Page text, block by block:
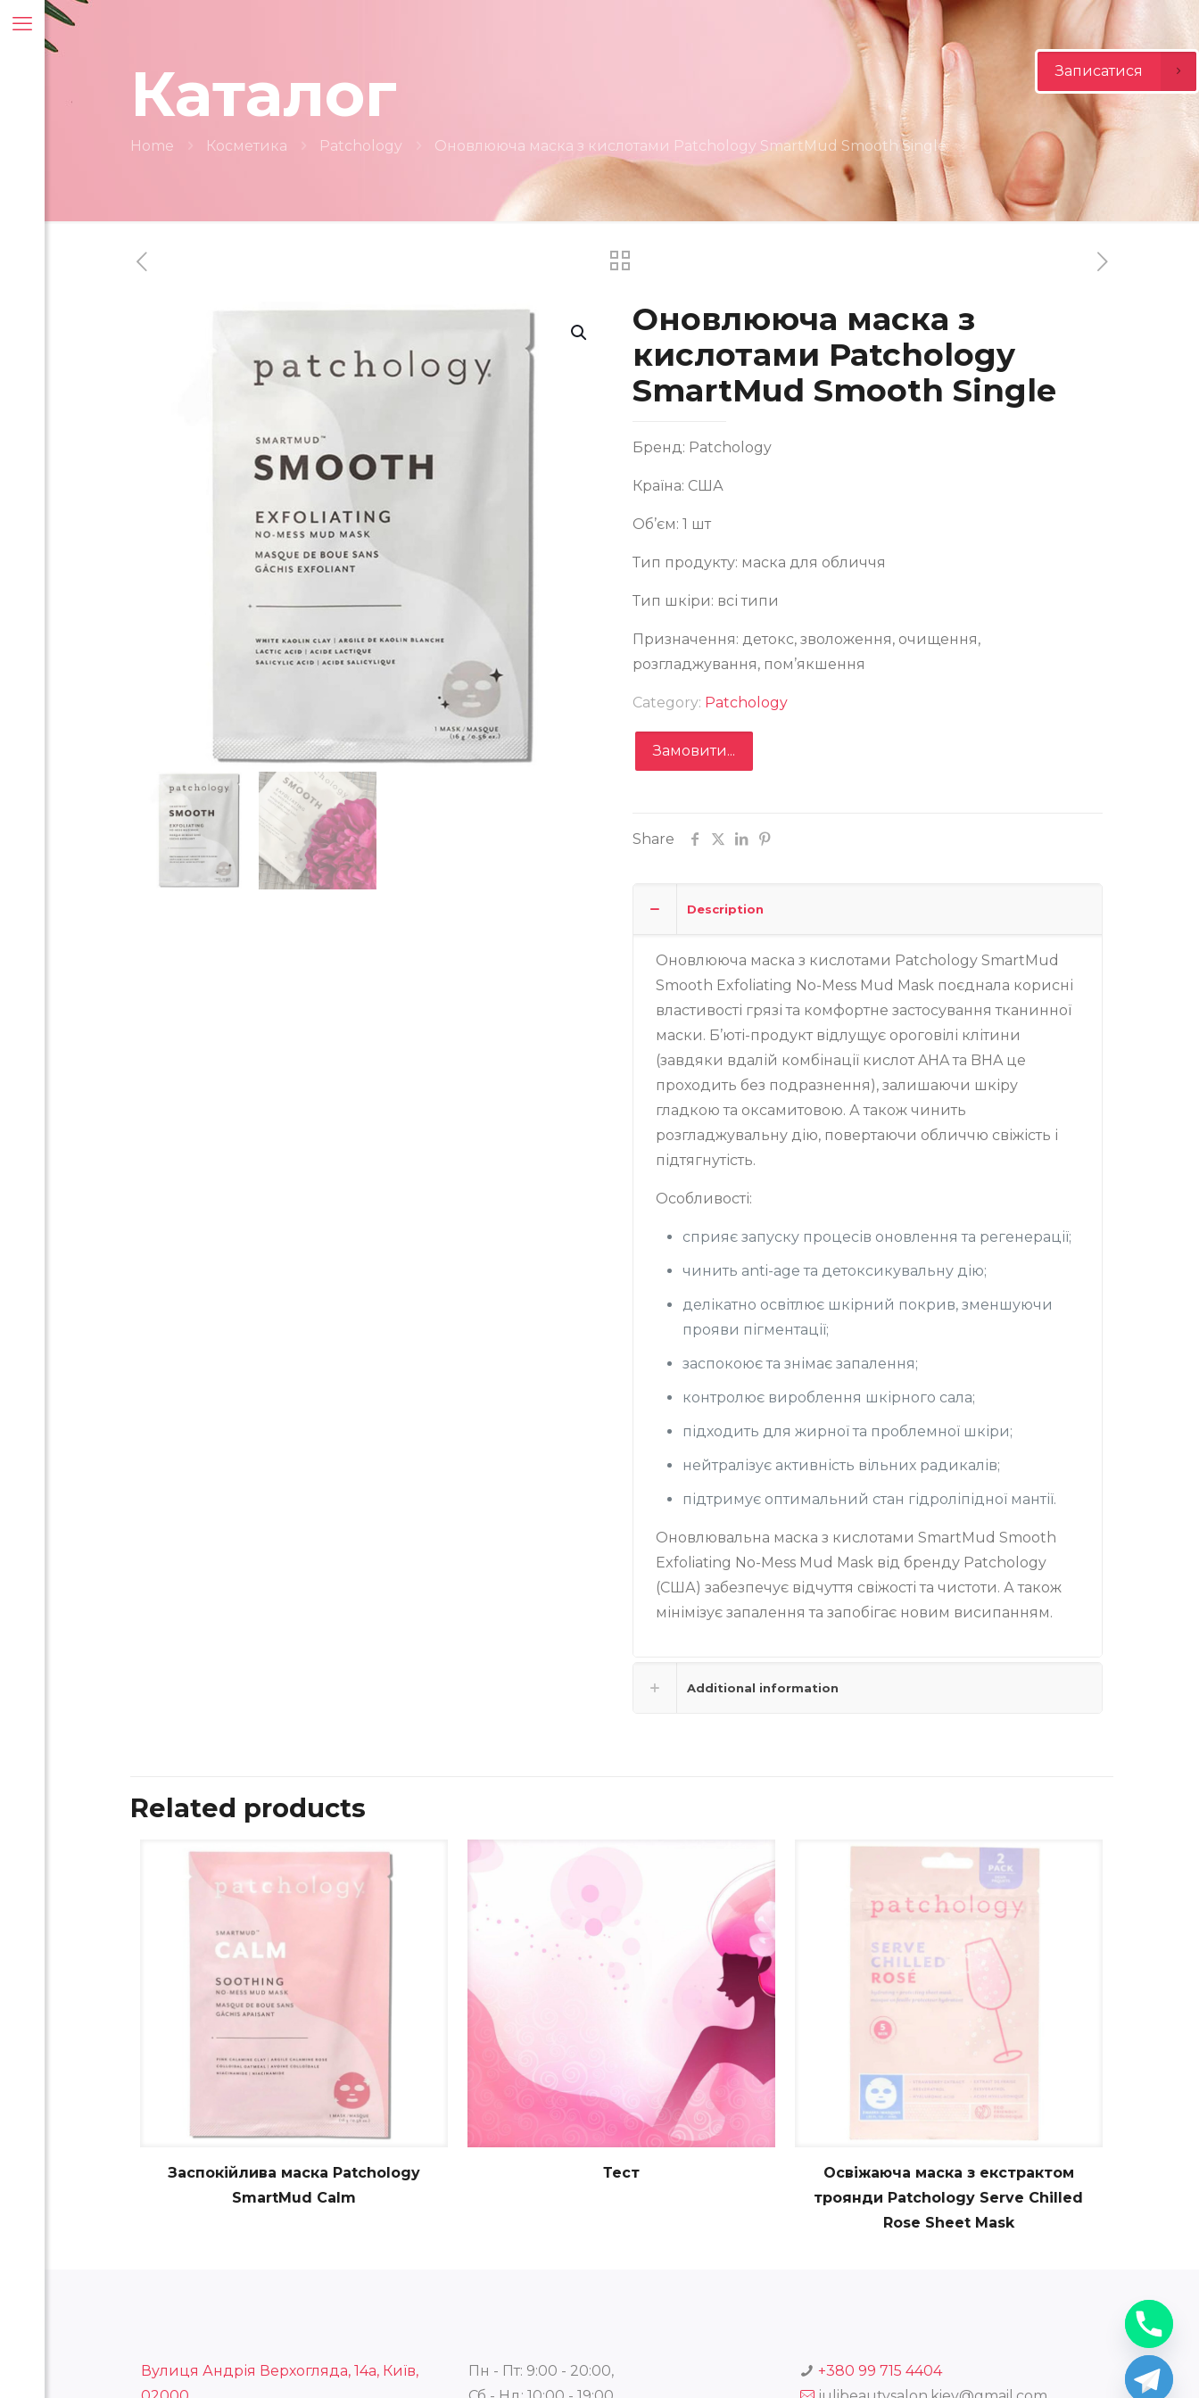
Каталог
Home Косметика Patchology Оновлююча маска з кислотами Patchology SmartMud Smooth Single
Оновлююча маска з
кислотами Patchology
SmartMud Smooth Single
Бренд: Patchology
Країна: США
Об’єм: 1 шт
Тип продукту: маска для обличчя
Тип шкіри: всі типи
Призначення: детокс, зволоження, очищення,
розгладжування, пом’якшення
Category: Patchology
Замовити...
Share
Description
Оновлююча маска з кислотами Patchology SmartMud
Smooth Exfoliating No-Mess Mud Mask поєднала корисні
властивості грязі та комфортне застосування тканинної
маски. Б’юті-продукт відлущує ороговілі клітини
(завдяки вдалій комбінації кислот AHA та BHA це
проходить без подразнення), залишаючи шкіру
гладкою та оксамитовою. А також чинить
розгладжувальну дію, повертаючи обличчю свіжість і
підтягнутість.
Особливості:
сприяє запуску процесів оновлення та регенерації;
чинить anti-age та детоксикувальну дію;
делікатно освітлює шкірний покрив, зменшуючи
прояви пігментації;
заспокоює та знімає запалення;
контролює вироблення шкірного сала;
підходить для жирної та проблемної шкіри;
нейтралізує активність вільних радикалів;
підтримує оптимальний стан гідроліпідної мантії.
Оновлювальна маска з кислотами SmartMud Smooth
Exfoliating No-Mess Mud Mask від бренду Patchology
(США) забезпечує відчуття свіжості та чистоти. А також
мінімізує запалення та запобігає новим висипанням.
Additional information
Related products
Заспокійлива маска Patchology
SmartMud Calm
Тест
Освіжаюча маска з екстрактом
троянди Patchology Serve Chilled
Rose Sheet Mask
Вулиця Андрія Верхогляда, 14а, Київ,
Пн - Пт: 9:00 - 20:00,
+380 99 715 4404
Оновлююча маска з кислотами Patchology SmartMud
Записатися